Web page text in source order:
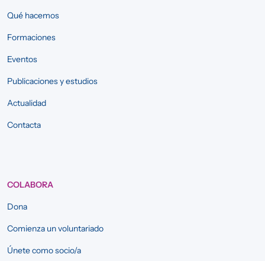
Qué hacemos
Formaciones
Eventos
Publicaciones y estudios
Actualidad
Contacta
COLABORA
Dona
Comienza un voluntariado
Únete como socio/a